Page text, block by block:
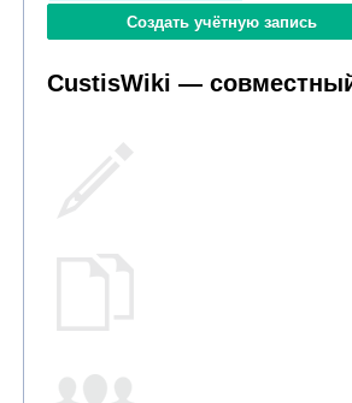
CustisWiki —